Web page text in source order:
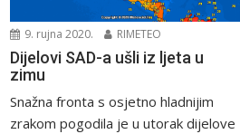
9. rujna 2020. RIMETEO
Dijelovi SAD-a ušli iz ljeta u
zimu
Snažna fronta s osjetno hladnijim
zrakom pogodila je u utorak dijelove